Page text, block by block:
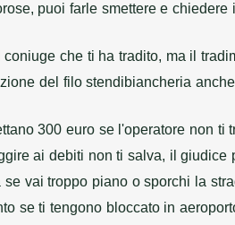
puoi farle smettere e
che ti ha tradito, ma il
del filo stendibiancheria
300 euro se l'operatore non ti
ai debiti non ti salva, il giudice
vai troppo piano o sporchi la
se ti tengono bloccato in